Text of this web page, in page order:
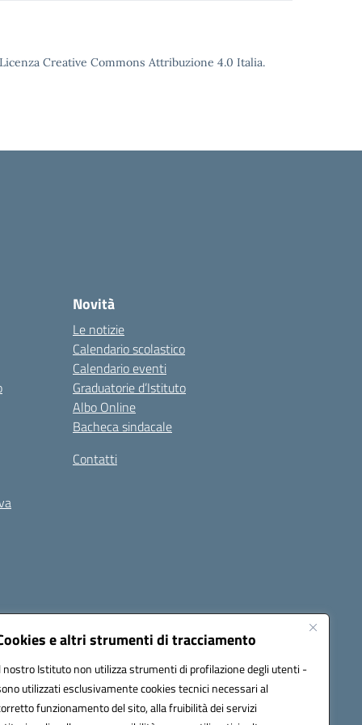
e altri strumenti di tracciamento
nostro Istituto non utilizza strumenti di profilazione degli utenti -
utilizzati esclusivamente cookies tecnici necessari al
funzionamento del sito, alla fruibilità dei servizi
Creative Commons Attribuzione 4.0 Italia.
Novità
Le notizie
Calendario scolastico
Calendario eventi
Graduatorie d’Istituto
Albo Online
Bacheca sindacale
Contatti